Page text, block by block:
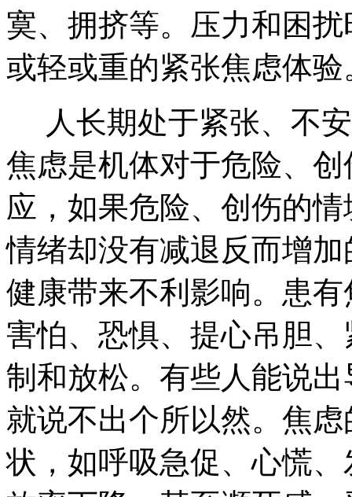
寞、拥挤等。压力和困
或轻或重的紧张焦虑体验
人长期处于紧张、不
焦虑是机体对于危险、
应，如果危险、创伤的
情绪却没有减退反而增
健康带来不利影响。患
害怕、恐惧、提心吊胆
制和放松。有些人能说
就说不出个所以然。焦
状，如呼吸急促、心慌